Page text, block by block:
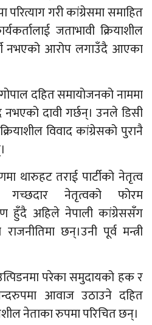
परित्याग गरी कांग्रेसमा समाहित
जताभावी क्रियाशील
नभएको आरोप लगाउँदै आएका
दहित समायोजनको नाममा
नभएको दावी गर्छन्। उनले डिसी
विवाद कांग्रेसको पुरानै
थारुहट तराई पार्टीको नेतृत्व
नेतृत्वको फोरम
हुँदै अहिले नेपाली कांग्रेससँग
छन्।उनी पूर्व मन्त्री
परेका समुदायको हक र
आवाज उठाउने दहित
नेताका रुपमा परिचित छन्।